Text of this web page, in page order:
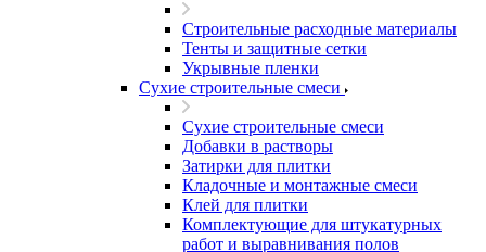
Строительные расходные материалы
Тенты и защитные сетки
Укрывные пленки
Сухие строительные смеси
Сухие строительные смеси
Добавки в растворы
Затирки для плитки
Кладочные и монтажные смеси
Клей для плитки
Комплектующие для штукатурных
работ и выравнивания полов